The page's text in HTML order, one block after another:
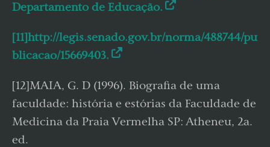
Departamento de Educação.
[11]http://legis.senado.gov.br/norma/488744/pu
blicacao/15669403.
[12]MAIA, G. D (1996). Biografia de uma
faculdade: história e estórias da Faculdade de
Medicina da Praia Vermelha SP: Atheneu, 2a.
ed.